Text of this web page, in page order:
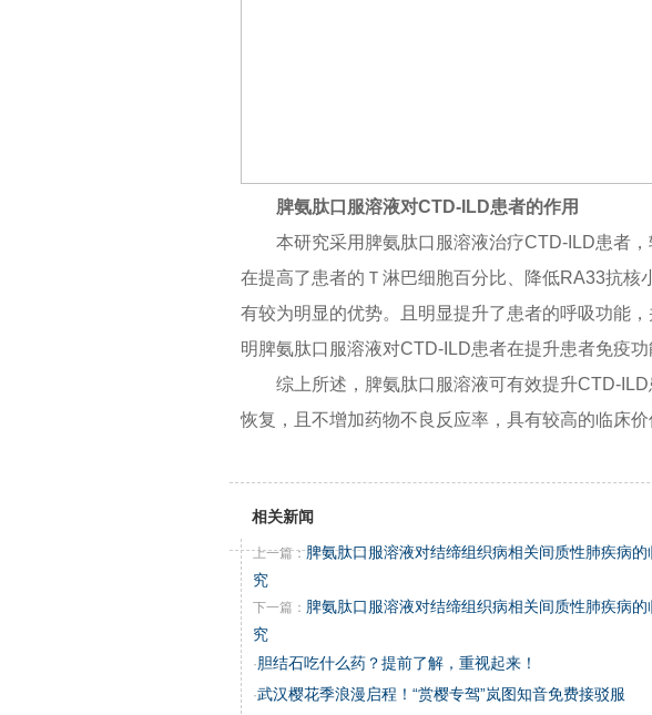
脾氨肽口服溶液对CTD-ILD患者的作用
本研究采用脾氨肽口服溶液治疗CTD-ILD患者
在提高了患者的Ｔ淋巴细胞百分比、降低RA33抗核
有较为明显的优势。且明显提升了患者的呼吸功能
明脾氨肽口服溶液对CTD-ILD患者在提升患者免疫功
综上所述，脾氨肽口服溶液可有效提升CTD-
恢复，且不增加药物不良反应率，具有较高的临床价
相关新闻
上一篇：脾氨肽口服溶液对结缔组织病相关间质性肺疾病的
究
下一篇： 脾氨肽口服溶液对结缔组织病相关间质性肺疾病的
究
·胆结石吃什么药？提前了解，重视起来！
·武汉樱花季浪漫启程！“赏樱专驾”岚图知音免费接驳服